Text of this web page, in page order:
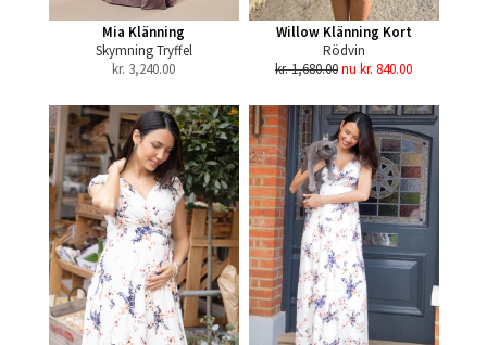
Mia Klänning
Skymning Tryffel
kr. 3,240.00
Willow Klänning Kort
Rödvin
kr. 1,680.00nu kr. 840.00